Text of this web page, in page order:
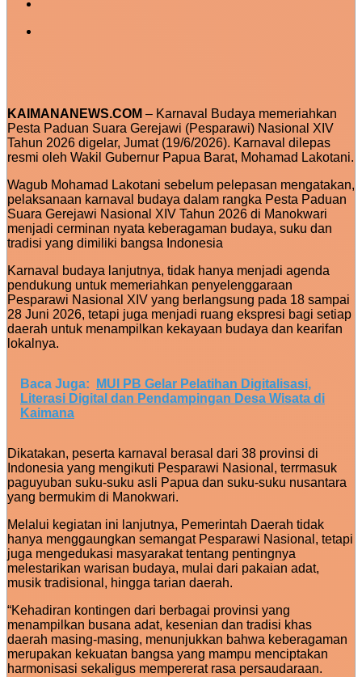
KAIMANANEWS.COM – Karnaval Budaya memeriahkan
Pesta Paduan Suara Gerejawi (Pesparawi) Nasional XIV
Tahun 2026 digelar, Jumat (19/6/2026). Karnaval dilepas
resmi oleh Wakil Gubernur Papua Barat, Mohamad Lakotani.
Wagub Mohamad Lakotani sebelum pelepasan mengatakan,
pelaksanaan karnaval budaya dalam rangka Pesta Paduan
Suara Gerejawi Nasional XIV Tahun 2026 di Manokwari
menjadi cerminan nyata keberagaman budaya, suku dan
tradisi yang dimiliki bangsa Indonesia
Karnaval budaya lanjutnya, tidak hanya menjadi agenda
pendukung untuk memeriahkan penyelenggaraan
Pesparawi Nasional XIV yang berlangsung pada 18 sampai
28 Juni 2026, tetapi juga menjadi ruang ekspresi bagi setiap
daerah untuk menampilkan kekayaan budaya dan kearifan
lokalnya.
Baca Juga:
MUI PB Gelar Pelatihan Digitalisasi,
Literasi Digital dan Pendampingan Desa Wisata di
Kaimana
Dikatakan, peserta karnaval berasal dari 38 provinsi di
Indonesia yang mengikuti Pesparawi Nasional, terrmasuk
paguyuban suku-suku asli Papua dan suku-suku nusantara
yang bermukim di Manokwari.
Melalui kegiatan ini lanjutnya, Pemerintah Daerah tidak
hanya menggaungkan semangat Pesparawi Nasional, tetapi
juga mengedukasi masyarakat tentang pentingnya
melestarikan warisan budaya, mulai dari pakaian adat,
musik tradisional, hingga tarian daerah.
“Kehadiran kontingen dari berbagai provinsi yang
menampilkan busana adat, kesenian dan tradisi khas
daerah masing-masing, menunjukkan bahwa keberagaman
merupakan kekuatan bangsa yang mampu menciptakan
harmonisasi sekaligus mempererat rasa persaudaraan.